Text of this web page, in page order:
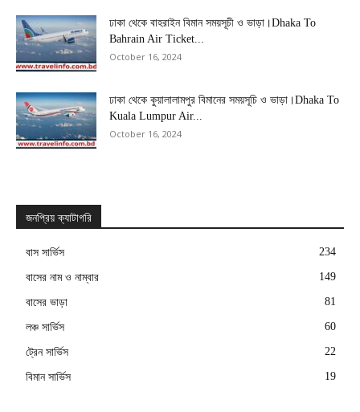
ঢাকা থেকে বাহরাইন বিমান সময়সূচী ও ভাড়া।Dhaka To
Bahrain Air Ticket...
October 16, 2024
ঢাকা থেকে কুয়ালালামপুর বিমানের সময়সূচি ও ভাড়া।Dhaka To
Kuala Lumpur Air...
October 16, 2024
জনপ্রিয় ক্যাটাগরি
বাস সার্ভিস 234
বাসের নাম ও নাম্বার 149
বাসের ভাড়া 81
লঞ্চ সার্ভিস 60
ট্রেন সার্ভিস 22
বিমান সার্ভিস 19